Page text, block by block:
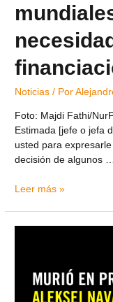
Noticias / Por
Foto: Majdi Fathi/
Estimada [jefe o jefa
usted para
decisión de algunos …
Leer más »